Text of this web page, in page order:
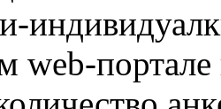
web-